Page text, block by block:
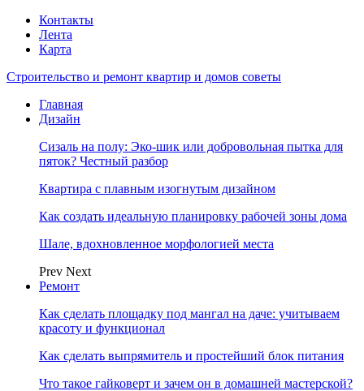
Контакты
Лента
Карта
Строительство и ремонт квартир и домов советы
Главная
Дизайн
Сизаль на полу: Эко-шик или добровольная пытка для
пяток? Честный разбор
Квартира с плавным изогнутым дизайном
Как создать идеальную планировку рабочей зоны дома
Шале, вдохновленное морфологией места
Prev Next
Ремонт
Как сделать площадку под мангал на даче: учитываем
красоту и функционал
Как сделать выпрямитель и простейший блок питания
Что такое гайковерт и зачем он в домашней мастерской?